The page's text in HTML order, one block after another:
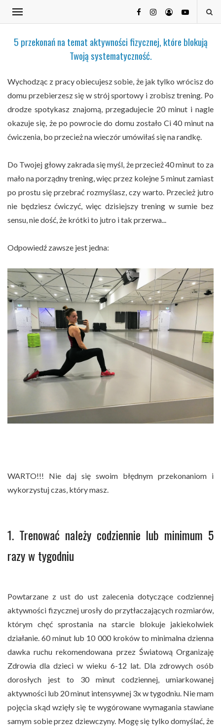
5 przekonań na temat aktywności fizycznej, które blokują
Twoją systematyczność.
Wychodząc z pracy obiecujesz sobie, że jak tylko wrócisz do
domu przebierzesz się w strój sportowy i zrobisz trening. Po
drodze spotykasz znajomą, przegadujecie 20 minut i nagle
okazuje się, że po powrocie do domu zostało Ci 40 minut na
ćwiczenia, bo przecież na wieczór umówiłaś się na randkę.
Do Twojej głowy zakrada się myśl, że przecież 40 minut to za
mało na porządny trening, więc przez kolejne 5 minut zamiast
po prostu się przebrać rozmyślasz, czy warto. Przecież jutro
nie będziesz ćwiczyć, więc dzisiejszy trening w sumie bez
sensu, nie dość, że krótki to jutro i tak przerwa...
Odpowiedź zawsze jest jedna:
WARTO!!! Nie daj się swoim błędnym przekonaniom i
wykorzystuj czas, który masz.
1. Trenować należy codziennie lub minimum 5
razy w tygodniu
Powtarzane z ust do ust zalecenia dotyczące codziennej
aktywności fizycznej urosły do przytłaczających rozmiarów,
którym chęć sprostania na starcie blokuje jakiekolwiek
działanie. 60 minut lub 10 000 kroków to minimalna dzienna
dawka ruchu rekomendowana przez Światową Organizaję
Zdrowia dla dzieci w wieku 6-12 lat. Dla zdrowych osób
dorosłych jest to 30 minut codziennej, umiarkowanej
aktywności lub 20 minut intensywnej 3x w tygodniu. Nie mam
pojęcia skąd wzięły się te wygórowane wymagania stawiane
samym sobie przez dziewczyny. Mogę się tylko domyślać, że